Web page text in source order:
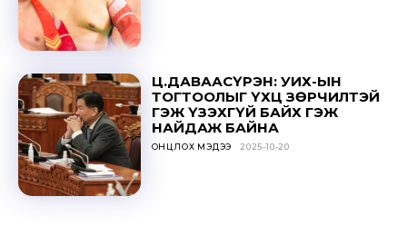
Ц.ДАВААСҮРЭН: УИХ-ЫН
ТОГТООЛЫГ ҮХЦ ЗӨРЧИЛТЭЙ
ГЭЖ ҮЗЭХГҮЙ БАЙХ ГЭЖ
НАЙДАЖ БАЙНА
ОНЦЛОХ МЭДЭЭ 2025-10-20